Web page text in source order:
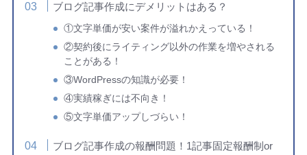
ブログ記事作成にデメリットはある？
①文字単価が安い案件が溢れかえっている！
②契約後にライティング以外の作業を増やされる
ことがある！
③WordPressの知識が必要！
④実績稼ぎには不向き！
⑤文字単価アップしづらい！
ブログ記事作成の報酬問題！1記事固定報酬制or